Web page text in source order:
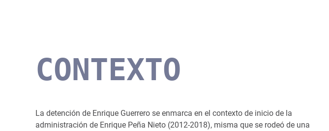
CONTEXTO
La detención de Enrique Guerrero se enmarca en el contexto de inicio de la
administración de Enrique Peña Nieto (2012-2018), misma que se rodeó de una